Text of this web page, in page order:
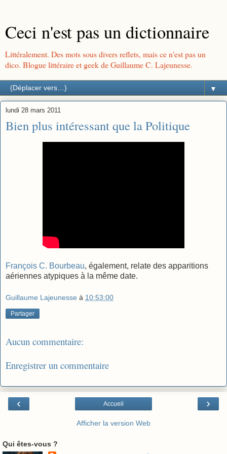
Ceci n'est pas un dictionnaire
Littéralement. Des mots sous divers reflets, mais ce n'est pas un
dico. Blogue littéraire et geek de Guillaume C. Lajeunesse.
▼
lundi 28 mars 2011
Bien plus intéressant que la Politique
François C. Bourbeau, également, relate des apparitions
aériennes atypiques à la même date.
Guillaume Lajeunesse à 10:53:00
Partager
Aucun commentaire:
Enregistrer un commentaire
‹ ›
Accueil
Afficher la version Web
Qui êtes-vous ?